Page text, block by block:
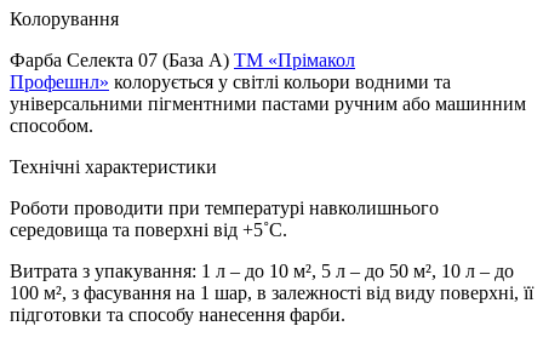
Колорування
Фарба Селекта 07 (База А) ТМ «Прімакол
Профешнл» колорується у світлі кольори водними та
універсальними пігментними пастами ручним або машинним
способом.
Технічні характеристики
Роботи проводити при температурі навколишнього
середовища та поверхні від +5˚С.
Витрата з упакування: 1 л – до 10 м², 5 л – до 50 м², 10 л – до
100 м², з фасування на 1 шар, в залежності від виду поверхні, її
підготовки та способу нанесення фарби.